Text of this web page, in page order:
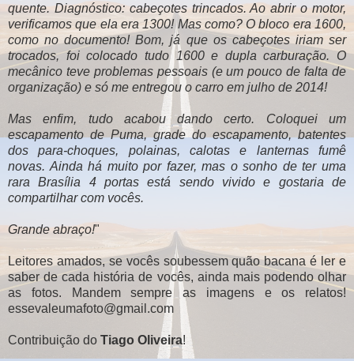
quente. Diagnóstico: cabeçotes trincados. Ao abrir o motor,
verificamos que ela era 1300! Mas como? O bloco era 1600,
como no documento! Bom, já que os cabeçotes iriam ser
trocados, foi colocado tudo 1600 e dupla carburação. O
mecânico teve problemas pessoais (e um pouco de falta de
organização) e só me entregou o carro em julho de 2014!
Mas enfim, tudo acabou dando certo. Coloquei um
escapamento de Puma, grade do escapamento, batentes
dos para-choques, polainas, calotas e lanternas fumê
novas. Ainda há muito por fazer, mas o sonho de ter uma
rara Brasília 4 portas está sendo vivido e gostaria de
compartilhar com vocês.
Grande abraço!"
Leitores amados, se vocês soubessem quão bacana é ler e
saber de cada história de vocês, ainda mais podendo olhar
as fotos. Mandem sempre as imagens e os relatos!
essevaleumafoto@gmail.com
Contribuição do Tiago Oliveira!